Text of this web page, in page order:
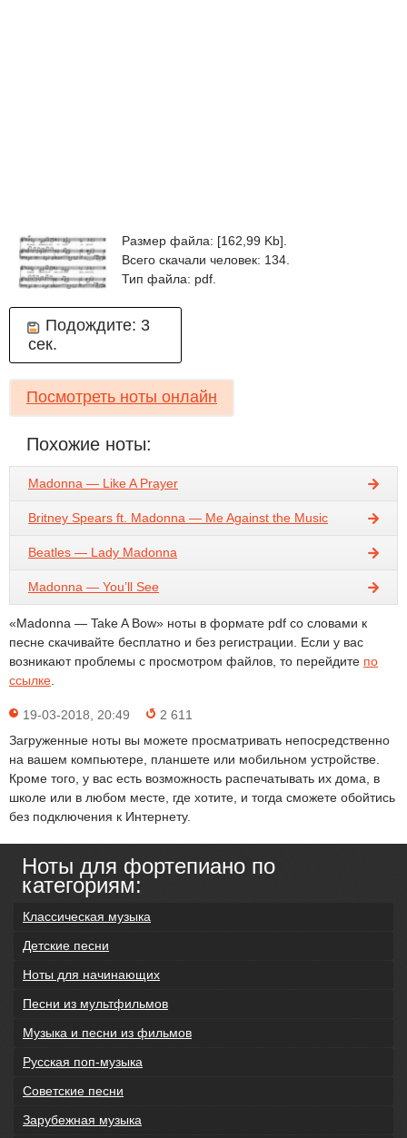
Размер файла: [162,99 Kb].
Всего скачали человек: 134.
Тип файла: pdf.
Подождите: 3
сек.
Посмотреть ноты онлайн
Похожие ноты:
Madonna — Like A Prayer
Britney Spears ft. Madonna — Me Against the Music
Beatles — Lady Madonna
Madonna — You’ll See
«Madonna — Take A Bow» ноты в формате pdf со словами к
песне скачивайте бесплатно и без регистрации. Если у вас
возникают проблемы с просмотром файлов, то перейдите по
ссылке
19-03-2018, 20:49
2 611
Загруженные ноты вы можете просматривать непосредственно
на вашем компьютере, планшете или мобильном устройстве.
Кроме того, у вас есть возможность распечатывать их дома, в
школе или в любом месте, где хотите, и тогда сможете обойтись
без подключения к Интернету.
Ноты для фортепиано по
категориям:
Классическая музыка
Детские песни
Ноты для начинающих
Песни из мультфильмов
Музыка и песни из фильмов
Русская поп-музыка
Советские песни
Зарубежная музыка